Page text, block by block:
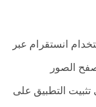
انستقرام عبر
الصور
التطبيق على